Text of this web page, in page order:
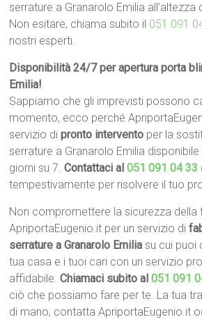
serrature a Granarolo Emilia
Non esitare, chiama subito il 051 091
nostri esperti.
Disponibilità 24/7 per apertura porta
Emilia!
Sappiamo che gli imprevisti possono
momento, ecco perché
servizio dipronto intervento per la
serrature a Granarolo Emilia
giorni su 7.Contattaci al051 091 04 33
tempestivamente per risolvere il tuo
Non compromettere la sicurezza della
ApriportaEugenio.it per un servizio di
serrature a Granarolo Emilia su cui puoi
tua casa e i tuoi cari con un servizio
affidabile.Chiamaci subito al051 091
ciò che possiamo fare per te. La tua
di mano, contatta ApriportaEugenio.it